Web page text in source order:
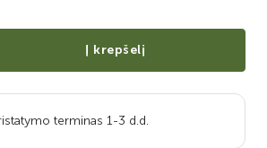
Į krepšelį
terminas 1-3 d.d.